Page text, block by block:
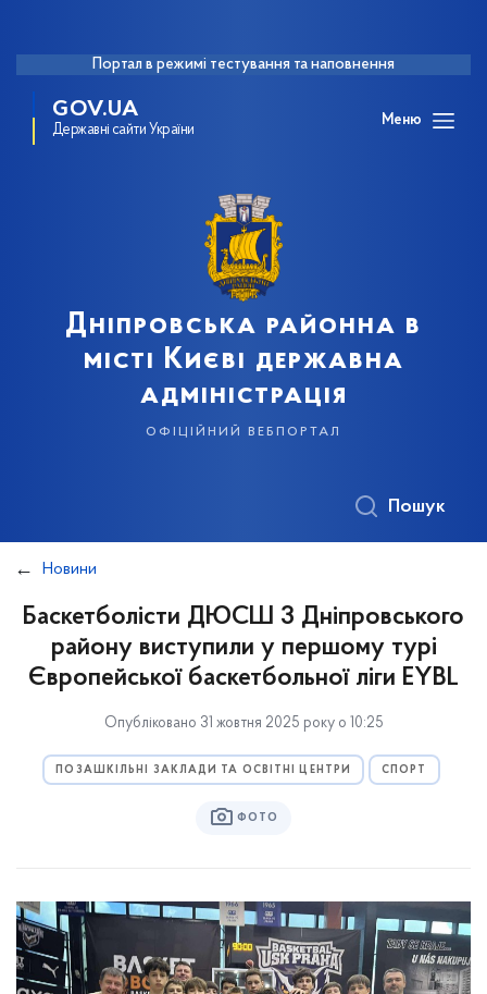
Портал в режимі тестування та наповнення
GOV.UA
Державні сайти України
Меню
Дніпровська районна в
місті Києві державна
адміністрація
офіційний вебпортал
Пошук
Новини
Баскетболісти ДЮСШ 3 Дніпровського
району виступили у першому турі
Європейської баскетбольної ліги EYBL
Опубліковано 31 жовтня 2025 року о 10:25
ПОЗАШКІЛЬНІ ЗАКЛАДИ ТА ОСВІТНІ ЦЕНТРИ СПОРТ
ФОТО